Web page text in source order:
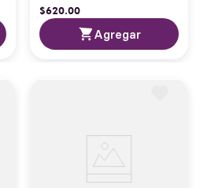
$620.00
Agregar